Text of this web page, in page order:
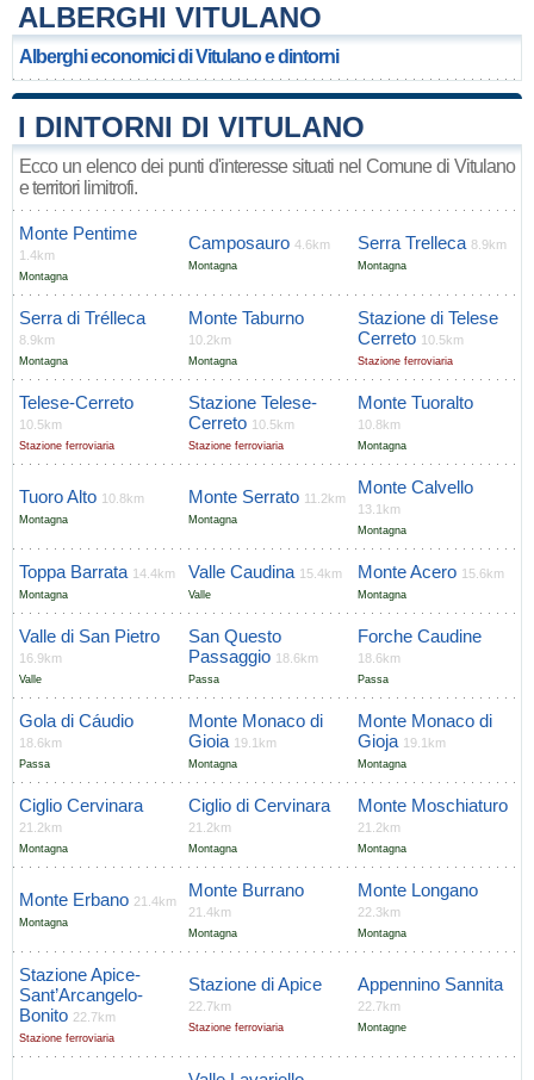
ALBERGHI VITULANO
Alberghi economici di Vitulano e dintorni
I DINTORNI DI VITULANO
Ecco un elenco dei punti d'interesse situati nel Comune di Vitulano
e territori limitrofi.
Monte Pentime
1.4km
Montagna
Camposauro 4.6km
Montagna
Serra Trelleca 8.9km
Montagna
Serra di Trélleca
8.9km
Montagna
Monte Taburno
10.2km
Montagna
Stazione di Telese
Cerreto 10.5km
Stazione ferroviaria
Telese-Cerreto
10.5km
Stazione ferroviaria
Stazione Telese-
Cerreto 10.5km
Stazione ferroviaria
Monte Tuoralto
10.8km
Montagna
Tuoro Alto 10.8km
Montagna
Monte Serrato 11.2km
Montagna
Monte Calvello
13.1km
Montagna
Toppa Barrata 14.4km
Montagna
Valle Caudina 15.4km
Valle
Monte Acero 15.6km
Montagna
Valle di San Pietro
16.9km
Valle
San Questo
Passaggio 18.6km
Passa
Forche Caudine
18.6km
Passa
Gola di Cáudio
18.6km
Passa
Monte Monaco di
Gioia 19.1km
Montagna
Monte Monaco di
Gioja 19.1km
Montagna
Ciglio Cervinara
21.2km
Montagna
Ciglio di Cervinara
21.2km
Montagna
Monte Moschiaturo
21.2km
Montagna
Monte Erbano 21.4km
Montagna
Monte Burrano
21.4km
Montagna
Monte Longano
22.3km
Montagna
Stazione Apice-
Sant’Arcangelo-
Bonito 22.7km
Stazione ferroviaria
Stazione di Apice
22.7km
Stazione ferroviaria
Appennino Sannita
22.7km
Montagne